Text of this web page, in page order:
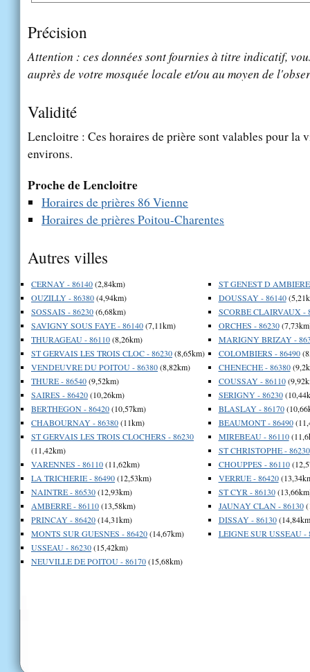
Précision
Attention : ces données sont fournies à titre indicatif,
auprès de votre mosquée locale et/ou au moyen de
Validité
Lencloitre : Ces horaires de prière sont valables pour la
environs.
Proche de Lencloitre
Horaires de prières 86 Vienne
Horaires de prières Poitou-Charentes
Autres villes
CERNAY - 86140(2,84km)
OUZILLY - 86380(4,94km)
SOSSAIS - 86230(6,68km)
SAVIGNY SOUS FAYE - 86140(7,11km)
THURAGEAU - 86110(8,26km)
ST GERVAIS LES TROIS CLOC - 86230(8,65km)
VENDEUVRE DU POITOU - 86380(8,82km)
THURE - 86540(9,52km)
SAIRES - 86420(10,26km)
BERTHEGON - 86420(10,57km)
CHABOURNAY - 86380(11km)
ST GERVAIS LES TROIS CLOCHERS - 86230
(11,42km)
VARENNES - 86110(11,62km)
LA TRICHERIE - 86490(12,53km)
NAINTRE - 86530(12,93km)
AMBERRE - 86110(13,58km)
PRINCAY - 86420(14,31km)
MONTS SUR GUESNES - 86420(14,67km)
USSEAU - 86230(15,42km)
NEUVILLE DE POITOU - 86170(15,68km)
ST GENEST D
DOUSSAY - 86140
SCORBE CLAIRVAUX -
ORCHES - 86230
MARIGNY BRIZAY -
COLOMBIERS - 86490
CHENECHE - 86380
COUSSAY - 86110
SERIGNY - 86230
BLASLAY - 86170
BEAUMONT - 86490
MIREBEAU - 86110
ST CHRISTOPHE - 86230
CHOUPPES - 86110
VERRUE - 86420
ST CYR - 86130
JAUNAY CLAN - 86130
DISSAY - 86130
LEIGNE SUR USSEAU -